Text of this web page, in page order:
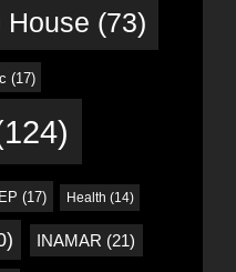
House (73)
(17)
EP (17) Health (14)
INAMAR (21)